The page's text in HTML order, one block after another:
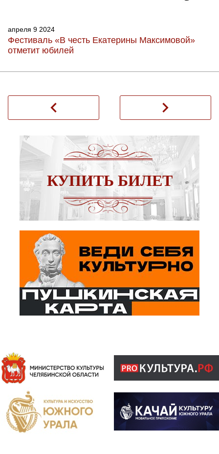
апреля 9 2024
Фестиваль «В честь Екатерины Максимовой»
отметит юбилей
navigate_before navigate_next
КУПИТЬ БИЛЕТ